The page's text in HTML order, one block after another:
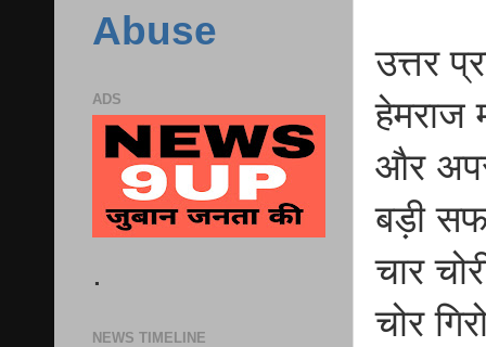
उत्तर
हेमराज
और
बड़ी
चार
चोर
Abuse
ADS
.
NEWS TIMELINE